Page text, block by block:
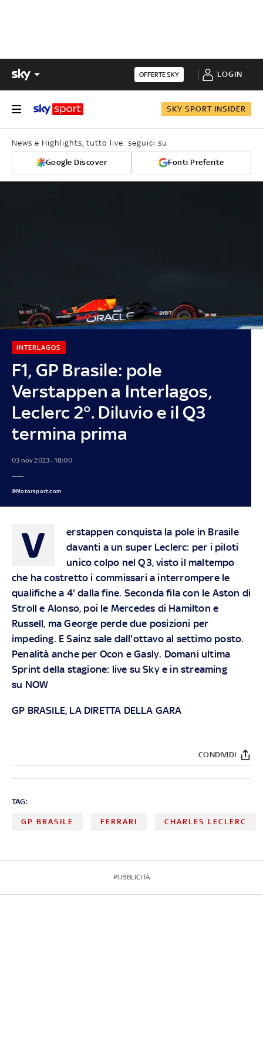
OFFERTE SKY LOGIN
SKY SPORT INSIDER
News e Highlights, tutto live: seguici su
Google Discover Fonti Preferite
F1, GP Brasile: pole
Verstappen a Interlagos,
Leclerc 2°. Diluvio e il Q3
termina prima
INTERLAGOS
03 nov 2023 - 18:00
©Motorsport.com
V
erstappen conquista la pole in Brasile
davanti a un super Leclerc: per i piloti
unico colpo nel Q3, visto il maltempo
che ha costretto i commissari a interrompere le
qualifiche a 4' dalla fine. Seconda fila con le Aston di
Stroll e Alonso, poi le Mercedes di Hamilton e
Russell, ma George perde due posizioni per
impeding. E Sainz sale dall'ottavo al settimo posto.
Penalità anche per Ocon e Gasly. Domani ultima
Sprint della stagione: live suSkye in streaming
su NOW
GP BRASILE, LA DIRETTA DELLA GARA
CONDIVIDI
TAG:
GP BRASILE FERRARI CHARLES LECLERC
PUBBLICITÀ